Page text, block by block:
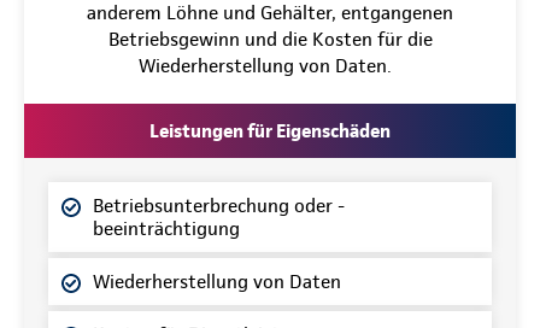
anderem Löhne und Gehälter, entgangenen
Betriebsgewinn und die Kosten für die
Wiederherstellung von Daten.
Leistungen für Eigenschäden
Betriebsunterbrechung oder -
beeinträchtigung
Wiederherstellung von Daten